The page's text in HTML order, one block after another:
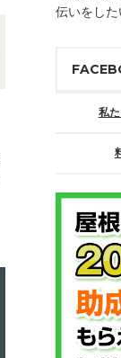
伝いをした
私